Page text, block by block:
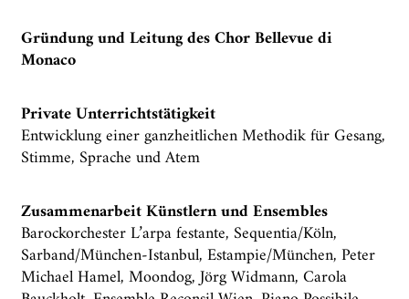
Gründung und Leitung des Chor Bellevue di
Monaco
Private Unterrichtstätigkeit
Entwicklung einer ganzheitlichen Methodik für Gesang,
Stimme, Sprache und Atem
Zusammenarbeit Künstlern und Ensembles
Barockorchester L’arpa festante, Sequentia/Köln,
Sarband/München-Istanbul, Estampie/München, Peter
Michael Hamel, Moondog, Jörg Widmann, Carola